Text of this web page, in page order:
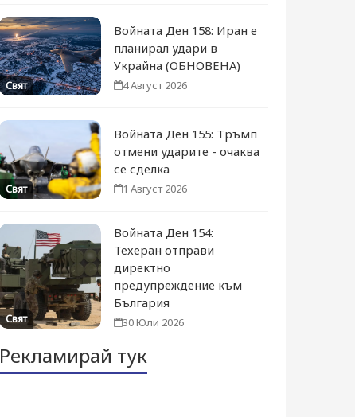
Свят
Войната Ден 158: Иран е
планирал удари в
Украйна (ОБНОВЕНА)
4 Август 2026
Свят
Войната Ден 155: Тръмп
отмени ударите - очаква
се сделка
1 Август 2026
Свят
Войната Ден 154:
Техеран отправи
директно
предупреждение към
България
30 Юли 2026
Рекламирай тук